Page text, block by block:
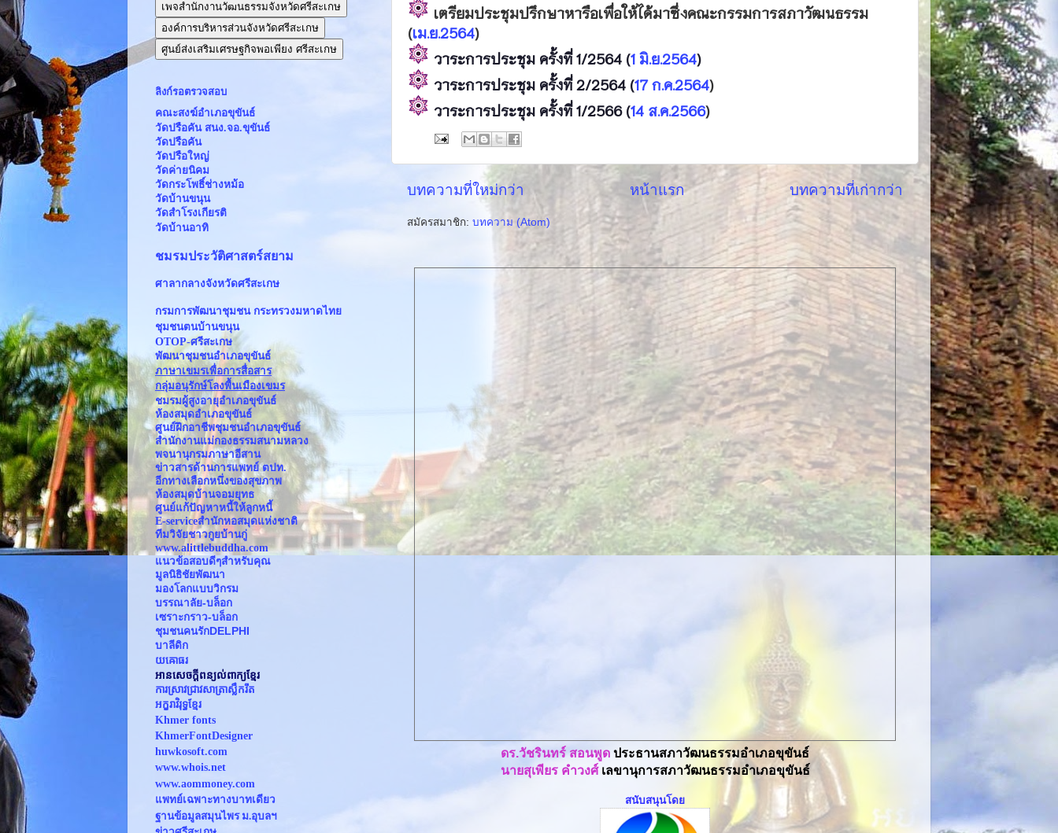
เตรียมประชุมปรึกษาหารือเพื่อให้ได้มาซึ่งคณะกรรมการสภาวัฒนธรรม
(เม.ย.2564)
วาระการประชุม ครั้งที่ 1/2564 (1 มิ.ย.2564)
วาระการประชุม ครั้งที่ 2/2564 (17 ก.ค.2564)
วาระการประชุม ครั้งที่ 1/2566 (14 ส.ค.2566)
บทความที่ใหม่กว่า บทความที่เก่ากว่า
หน้าแรก
สมัครสมาชิก: บทความ (Atom)
ดร.วัชรินทร์ สอนพูด ประธานสภาวัฒนธรรมอำเภอขุขันธ์
นายสุเพียร คำวงศ์เลขานุการสภาวัฒนธรรมอำเภอขุขันธ์
สนับสนุนโดย
เพจสำนักงานวัฒนธรรมจังหวัดศรีสะเกษ
องค์การบริหารส่วนจังหวัดศรีสะเกษ
ศูนย์ส่งเสริมเศรษฐกิจพอเพียง ศรีสะเกษ
ลิงก์รอตรวจสอบ
คณะสงฆ์อำเภอขุขันธ์
วัดปรือคัน สนง.จอ.ขุขันธ์
วัดปรือคัน
วัดปรือใหญ่
วัดค่ายนิคม
วัดกระโพธิ์ช่างหม้อ
วัดบ้านขนุน
วัดสำโรงเกียรติ
วัดบ้านอาทิ
ชมรมประวัติศาสตร์สยาม
ศาลากลางจังหวัดศรีสะเกษ
กรมการพัฒนาชุมชน กระทรวงมหาดไทย
ชุมชนตนบ้านขนุน
OTOP-ศรีสะเกษ
พัฒนาชุมชนอำเภอขุขันธ์
ภาษาเขมรเพื่อการสื่อสาร
กลุ่มอนุรักษ์โลงพื้นเมืองเขมร
ชมรมผู้สูงอายุอำเภอขุขันธ์
ห้องสมุดอำเภอขุขันธ์
ศูนย์ฝึกอาชีพชุมชนอำเภอขุขันธ์
สำนักงานแม่กองธรรมสนามหลวง
พจนานุกรมภาษาอีสาน
ข่าวสารด้านการแพทย์ ตปท.
อีกทางเลือกหนึ่งของสุขภาพ
ห้องสมุดบ้านจอมยุทธ
ศูนย์แก้ปัญหาหนี้ให้ลูกหนี้
E-serviceสำนักหอสมุดแห่งชาติ
ทีมวิจัยชาวกูยบ้านกู่
www.alittlebuddha.com
แนวข้อสอบดีๆสำหรับคุณ
มูลนิธิชัยพัฒนา
มองโลกแบบวิกรม
บรรณาลัย-บล็อก
เซราะกราว-บล็อก
ชุมชนคนรักDELPHI
บาลีดิก
យឝោធរ
អានសេចក្ដីពន្យល់ពាក្យខ្មែរ
ការស្រាវជ្រាវសាត្រាស្លឹករឹត
អក្ខរាវិរុទ្ធខ្មែរ
Khmer fonts
KhmerFontDesigner
huwkosoft.com
www.whois.net
www.aommoney.com
แพทย์เฉพาะทางบาทเดียว
ฐานข้อมูลสมุนไพร ม.อุบลฯ